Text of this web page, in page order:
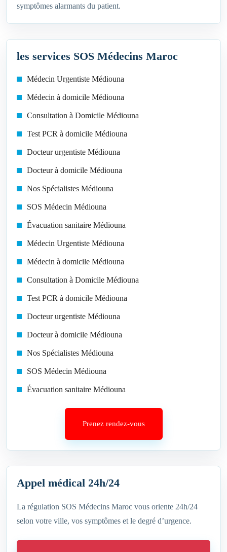
symptômes alarmants du patient.
les services SOS Médecins Maroc
Médecin Urgentiste Médiouna
Médecin à domicile Médiouna
Consultation à Domicile Médiouna
Test PCR à domicile Médiouna
Docteur urgentiste Médiouna
Docteur à domicile Médiouna
Nos Spécialistes Médiouna
SOS Médecin Médiouna
Évacuation sanitaire Médiouna
Médecin Urgentiste Médiouna
Médecin à domicile Médiouna
Consultation à Domicile Médiouna
Test PCR à domicile Médiouna
Docteur urgentiste Médiouna
Docteur à domicile Médiouna
Nos Spécialistes Médiouna
SOS Médecin Médiouna
Évacuation sanitaire Médiouna
Prenez rendez-vous
Appel médical 24h/24
La régulation SOS Médecins Maroc vous oriente 24h/24
selon votre ville, vos symptômes et le degré d’urgence.